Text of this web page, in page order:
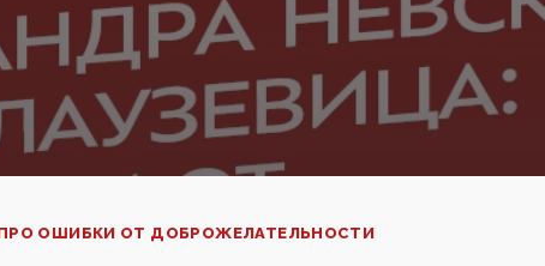
ПРО ОШИБКИ ОТ ДОБРОЖЕЛАТЕЛЬНОСТИ